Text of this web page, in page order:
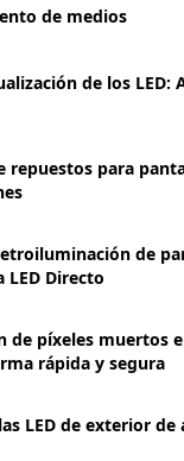
de medios
de los LED:
repuestos para
de
LED Directo
de píxeles muertos
rápida y segura
LED de exterior